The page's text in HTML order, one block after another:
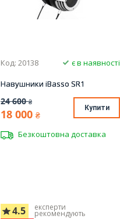
Код: 20138
є в наявності
Навушники iBasso SR1
24 600 ₴
18 000 ₴
Купити
Безкоштовна доставка
4.5 експерти
рекомендують